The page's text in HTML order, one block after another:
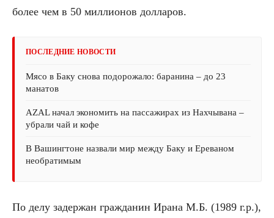
более чем в 50 миллионов долларов.
ПОСЛЕДНИЕ НОВОСТИ
Мясо в Баку снова подорожало: баранина – до 23
манатов
AZAL начал экономить на пассажирах из Нахчывана –
убрали чай и кофе
В Вашингтоне назвали мир между Баку и Ереваном
необратимым
По делу задержан гражданин Ирана М.Б. (1989 г.р.),